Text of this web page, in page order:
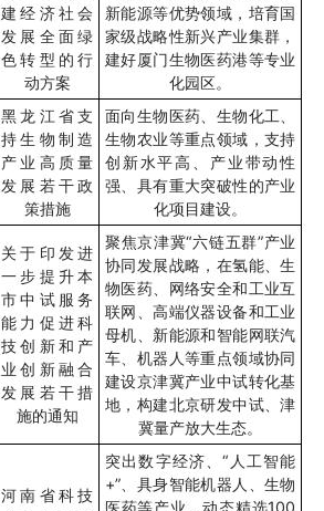
建经济社会
发展全面绿
色转型的行
动方案
新能源等优势领域，培育国
家级战略性新兴产业集群，
建好厦门生物医药港等专业
化园区。
黑龙江省支
持生物制造
产业高质量
发展若干政
策措施
面向生物医药、生物化工、
生物农业等重点领域，支持
创新水平高、产业带动性
强、具有重大突破性的产业
化项目建设。
关于印发进
一步提升本
市中试服务
能力促进科
技创新和产
业创新融合
发展若干措
施的通知
聚焦京津冀“六链五群”产业
协同发展战略，在氢能、生
物医药、网络安全和工业互
联网、高端仪器设备和工业
母机、新能源和智能网联汽
车、机器人等重点领域协同
建设京津冀产业中试转化基
地，构建北京研发中试、津
冀量产放大生态。
河南省科技
突出数字经济、“ 人工智能
+”、具身智能机器人、生物
医药等产业，动态精选100